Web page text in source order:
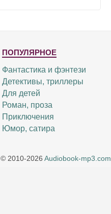
ПОПУЛЯРНОЕ
Фантастика и фэнтези
Детективы, триллеры
Для детей
Роман, проза
Приключения
Юмор, сатира
© 2010-2026 Audiobook-mp3.com